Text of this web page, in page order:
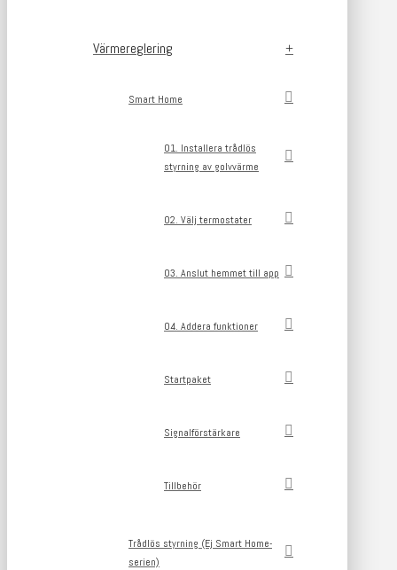
Värmereglering
Smart Home
01. Installera trådlös
styrning av golvvärme
02. Välj termostater
03. Anslut hemmet till app
04. Addera funktioner
Startpaket
Signalförstärkare
Tillbehör
Trådlös styrning (Ej Smart Home-
serien)